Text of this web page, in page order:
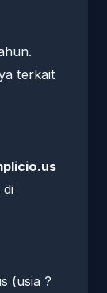
terkait
di
(usia ?